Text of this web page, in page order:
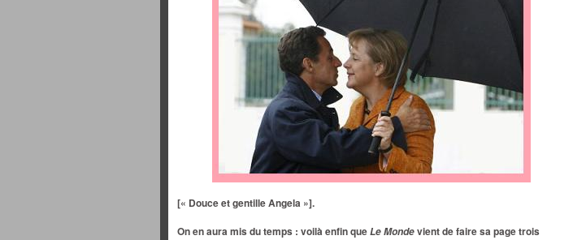
[« Douce et gentille Angela »].
On en aura mis du temps : voilà enfin queLe Mondevient de faire sa page trois